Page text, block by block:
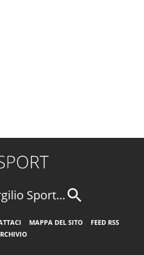
Sport...
MAPPA DEL SITO
FEED RSS